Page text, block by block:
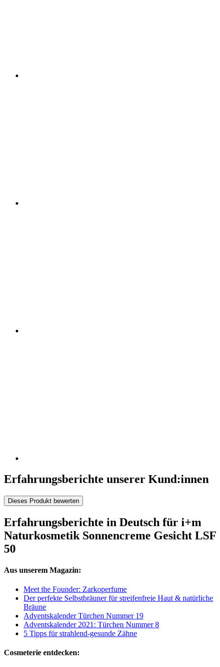
Erfahrungsberichte unserer Kund:innen
Dieses Produkt bewerten
Erfahrungsberichte in Deutsch für i+m
Naturkosmetik Sonnencreme Gesicht LSF
50
Aus unserem Magazin:
Meet the Founder: Zarkoperfume
Der perfekte Selbstbräuner für streifenfreie Haut & natürliche
Bräune
Adventskalender Türchen Nummer 19
Adventskalender 2021: Türchen Nummer 8
5 Tipps für strahlend-gesunde Zähne
Cosmeterie entdecken: